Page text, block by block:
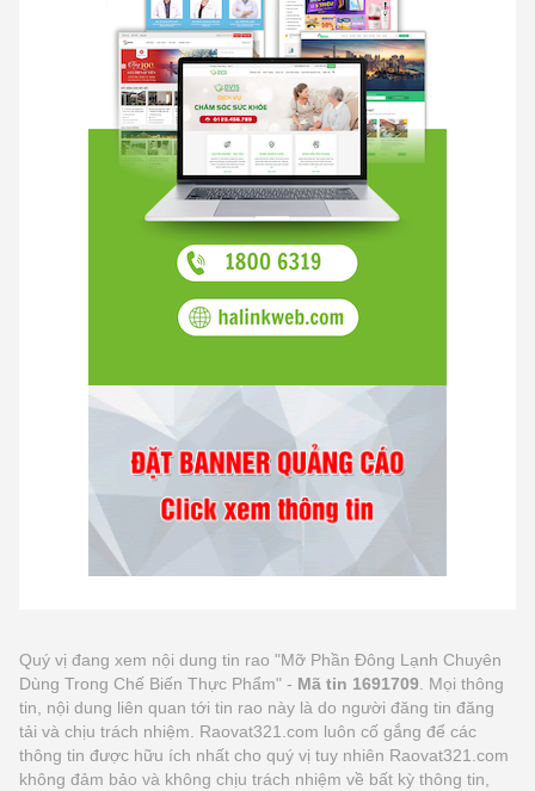
Quý vị đang xem nội dung tin rao "Mỡ Phần Đông Lạnh Chuyên
Dùng Trong Chế Biến Thực Phẩm" - Mã tin 1691709 . Mọi thông
tin, nội dung liên quan tới tin rao này là do người đăng tin đăng
tải và chịu trách nhiệm. Raovat321.com luôn cố gắng để các
thông tin được hữu ích nhất cho quý vị tuy nhiên Raovat321.com
không đảm bảo và không chịu trách nhiệm về bất kỳ thông tin,